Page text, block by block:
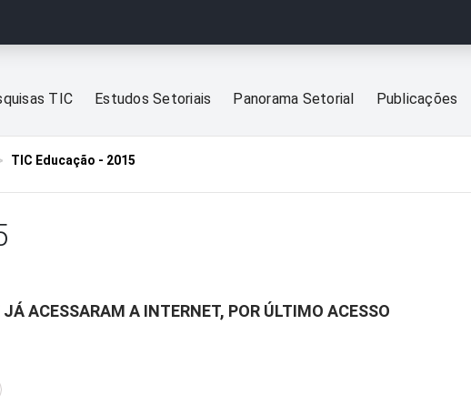
TIC Estudos Setoriais Panorama Setorial Publicações
TIC Educação - 2015
ACESSARAM A INTERNET, POR ÚLTIMO ACESSO